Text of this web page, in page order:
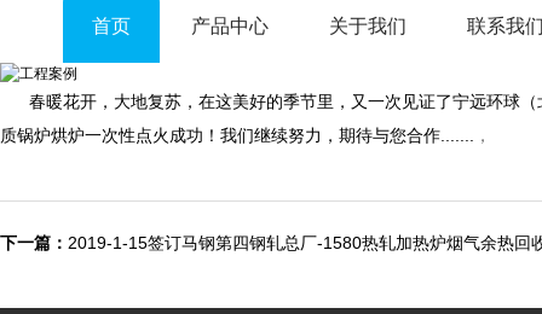
首页 产品中心 关于我们 联系我
春暖花开，大地复苏，在这美好的季节里，又一次见证了宁远环球（
质锅炉烘炉一次性点火成功！我们继续努力，期待与您合作.......
，
下一篇： 2019-1-15签订马钢第四钢轧总厂-1580热轧加热炉烟气余热回